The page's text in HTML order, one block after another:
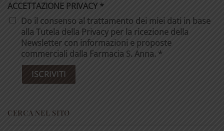
ACCETTAZIONE PRIVACY*
Do il consenso al trattamento dei miei dati in base
alla Tutela della Privacy per la ricezione della
Newsletter con informazioni e proposte
commerciali dalla Farmacia S. Anna. *
CERCA NEL SITO